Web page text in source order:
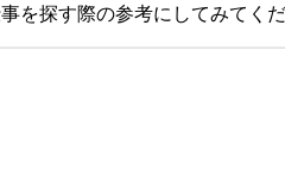
を探す際の参考にしてみてくだ